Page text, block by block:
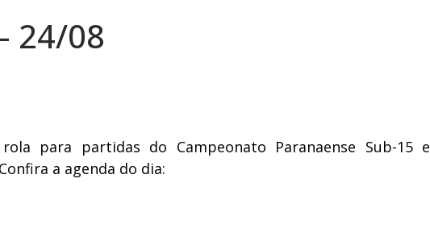
24/08
para partidas do Campeonato Paranaense Sub-15 e
a agenda do dia: